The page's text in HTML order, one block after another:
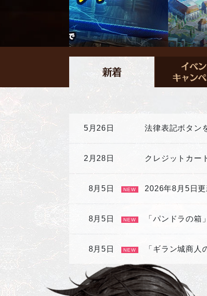
5月26日 法律表記ボタン
2月28日 クレジットカー
8月5日 NEW 2026年8月5日
8月5日 NEW 「パンドラの箱
8月5日 NEW 「ギラン城商人